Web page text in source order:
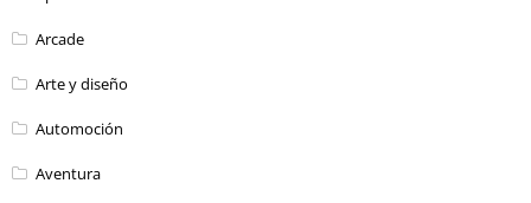
Arcade
Arte y diseño
Automoción
Aventura